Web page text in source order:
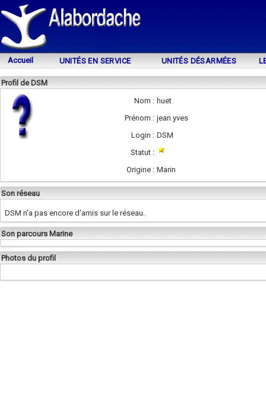
Accueil UNITÉS EN SERVICE UNITÉS DÉSARMÉES
Profil de DSM
Nom : huet
Prénom : jean yves
Login : DSM
Statut :
Origine : Marin
Son réseau
DSM n'a pas encore d'amis sur le réseau.
Son parcours Marine
Photos du profil